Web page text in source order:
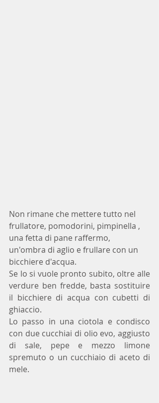
Non rimane che mettere tutto nel
frullatore, pomodorini, pimpinella ,
una fetta di pane raffermo,
un'ombra di aglio e frullare con un
bicchiere d'acqua.
Se lo si vuole pronto subito, oltre alle
verdure ben fredde, basta sostituire
il bicchiere di acqua con cubetti di
ghiaccio.
Lo passo in una ciotola e condisco
con due cucchiai di olio evo, aggiusto
di sale, pepe e mezzo limone
spremuto o un cucchiaio di aceto di
mele.